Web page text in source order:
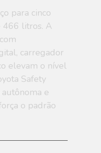
para cinco
466 litros. A
carregador
elevam o nível
Safety
e
o padrão